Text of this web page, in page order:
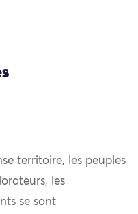
territoire, les peuples
les
se sont